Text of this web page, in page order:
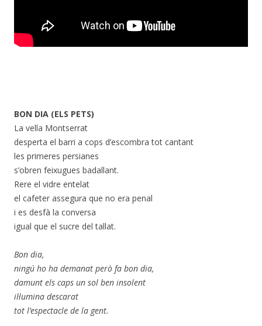
BON DIA (ELS PETS)
La vella Montserrat
desperta el barri a cops d’escombra tot cantant
les primeres persianes
s’obren feixugues badallant.
Rere el vidre entelat
el cafeter assegura que no era penal
i es desfà la conversa
igual que el sucre del tallat.
Bon dia,
ningú ho ha demanat però fa bon dia,
damunt els caps un sol ben insolent
il·lumina descarat
tot l’espectacle de la gent.